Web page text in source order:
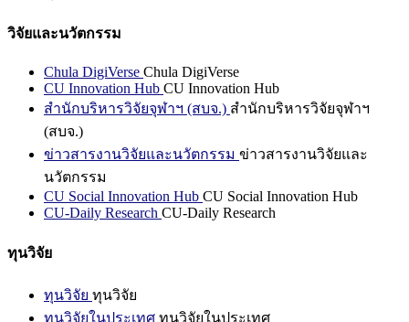
วิจัยและนวัตกรรม
Chula DigiVerse Chula DigiVerse
CU Innovation Hub CU Innovation Hub
สำนักบริหารวิจัยจุฬาฯ (สบจ.) สำนักบริหารวิจัยจุฬาฯ
(สบจ.)
ข่าวสารงานวิจัยและนวัตกรรม ข่าวสารงานวิจัยและ
นวัตกรรม
CU Social Innovation Hub CU Social Innovation Hub
CU-Daily Research CU-Daily Research
ทุนวิจัย
ทุนวิจัย ทุนวิจัย
ทุนวิจัยในประเทศ ทุนวิจัยในประเทศ